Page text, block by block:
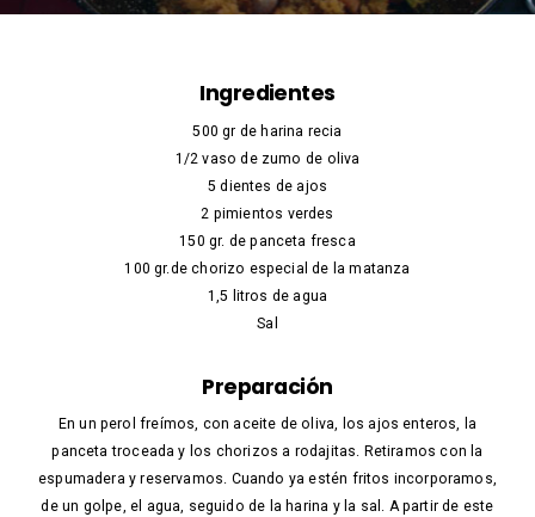
Ingredientes
500 gr de harina recia
1/2 vaso de zumo de oliva
5 dientes de ajos
2 pimientos verdes
150 gr. de panceta fresca
100 gr.de chorizo especial de la matanza
1,5 litros de agua
Sal
Preparación
En un perol freímos, con aceite de oliva, los ajos enteros, la
panceta troceada y los chorizos a rodajitas. Retiramos con la
espumadera y reservamos. Cuando ya estén fritos incorporamos,
de un golpe, el agua, seguido de la harina y la sal. A partir de este